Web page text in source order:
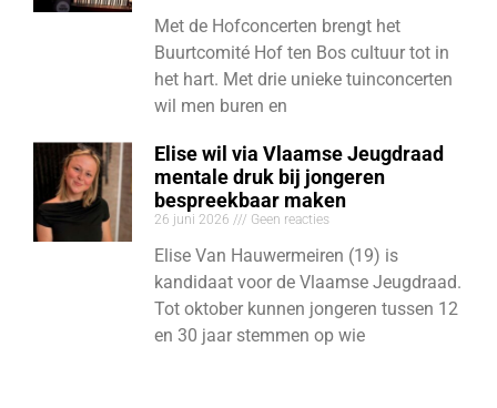
Met de Hofconcerten brengt het
Buurtcomité Hof ten Bos cultuur tot in
het hart. Met drie unieke tuinconcerten
wil men buren en
Elise wil via Vlaamse Jeugdraad
mentale druk bij jongeren
bespreekbaar maken
26 juni 2026 Geen reacties
Elise Van Hauwermeiren (19) is
kandidaat voor de Vlaamse Jeugdraad.
Tot oktober kunnen jongeren tussen 12
en 30 jaar stemmen op wie